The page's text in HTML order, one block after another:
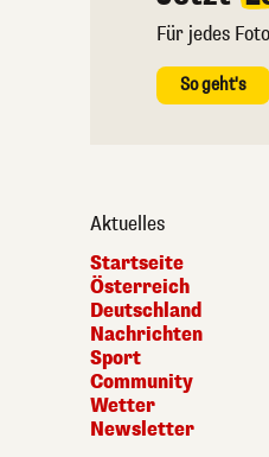
Für jedes
So geht's
Aktuelles
Startseite
Österreich
Deutschland
Nachrichten
Sport
Community
Wetter
Newsletter